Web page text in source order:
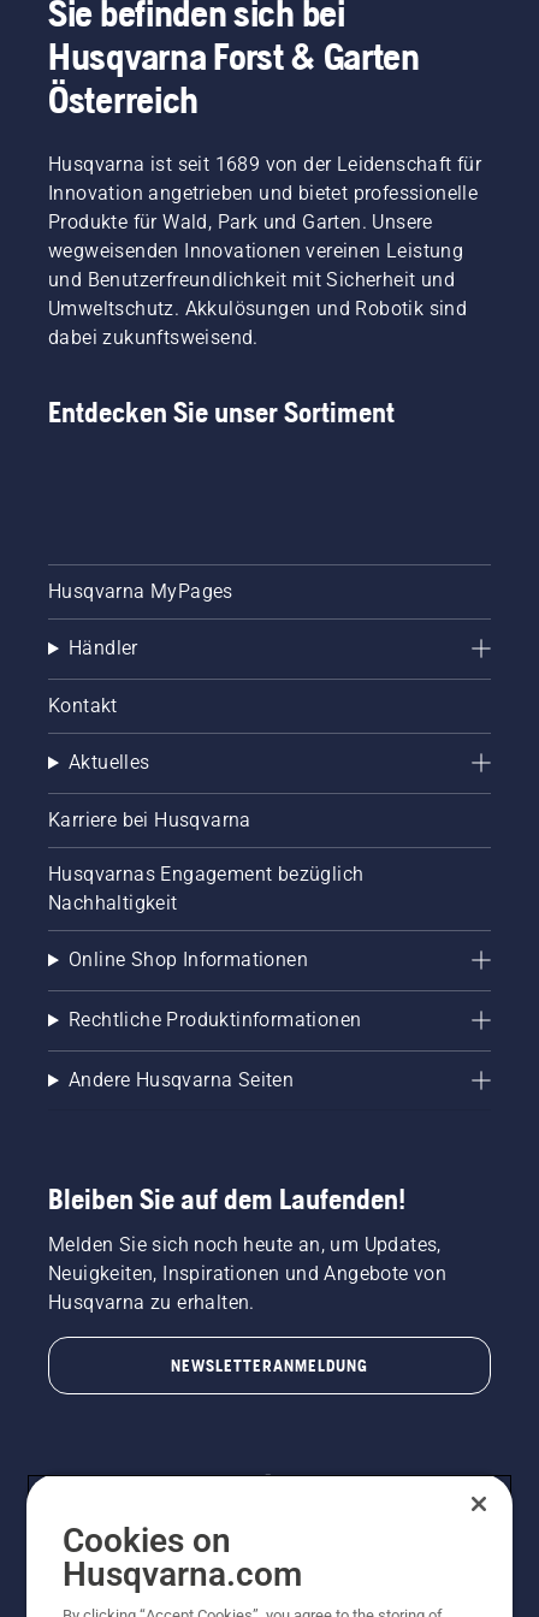
Vorteile!
Sie befinden sich bei
Husqvarna Forst & Garten
Österreich
Husqvarna ist seit 1689 von der Leidenschaft für
Innovation angetrieben und bietet professionelle
Produkte für Wald, Park und Garten. Unsere
wegweisenden Innovationen vereinen Leistung
und Benutzerfreundlichkeit mit Sicherheit und
Umweltschutz. Akkulösungen und Robotik sind
dabei zukunftsweisend.
Entdecken Sie unser Sortiment
Husqvarna MyPages
Händler
Kontakt
Aktuelles
Karriere bei Husqvarna
Husqvarnas Engagement bezüglich
Nachhaltigkeit
Online Shop Informationen
Rechtliche Produktinformationen
Andere Husqvarna Seiten
Bleiben Sie auf dem Laufenden!
Melden Sie sich noch heute an, um Updates,
Neuigkeiten, Inspirationen und Angebote von
Husqvarna zu erhalten.
NEWSLETTERANMELDUNG
Cookies on
Husqvarna.com